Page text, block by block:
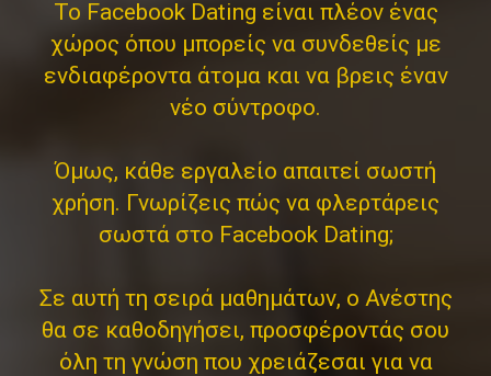
Το Facebook Dating είναι πλέον ένας
χώρος όπου μπορείς να συνδεθείς με
ενδιαφέροντα άτομα και να βρεις έναν
νέο σύντροφο.
Όμως, κάθε εργαλείο απαιτεί σωστή
χρήση. Γνωρίζεις πώς να φλερτάρεις
σωστά στο Facebook Dating;
Σε αυτή τη σειρά μαθημάτων, ο Ανέστης
θα σε καθοδηγήσει, προσφέροντάς σου
όλη τη γνώση που χρειάζεσαι για να